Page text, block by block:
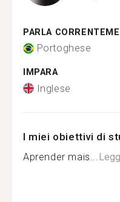
PARLA
Portoghese
IMPARA
Inglese
I miei obiettivi di
Aprender mais...